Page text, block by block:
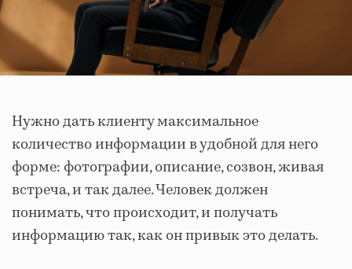
Нужно дать клиенту максимальное
количество информации в удобной для него
форме: фотографии, описание, созвон, живая
встреча, и так далее. Человек должен
понимать, что происходит, и получать
информацию так, как он привык это делать.